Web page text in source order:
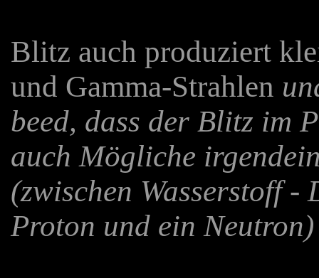
Blitz auch produziert
und Gamma-Strahlen
beed, dass der Blitz im
auch Mögliche
(zwischen Wasserstoff
Proton und ein Neutron)